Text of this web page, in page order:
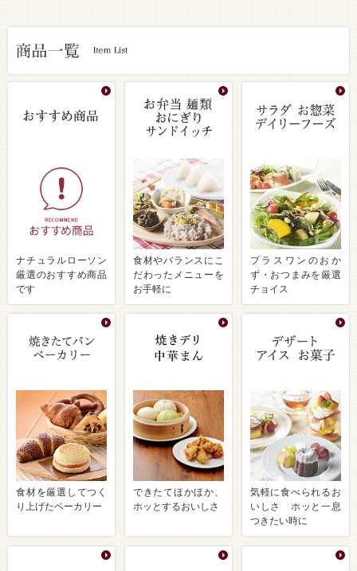
ナチュラルローソン
厳選のおすすめ商品
です
食材やバランスにこ
だわったメニューを
お手軽に
プラスワンのおか
ず・おつまみを厳選
チョイス
食材を厳選してつく
り上げたベーカリー
できたてほかほか、
ホッとするおいしさ
気軽に食べられるお
いしさ ホッと一息
つきたい時に